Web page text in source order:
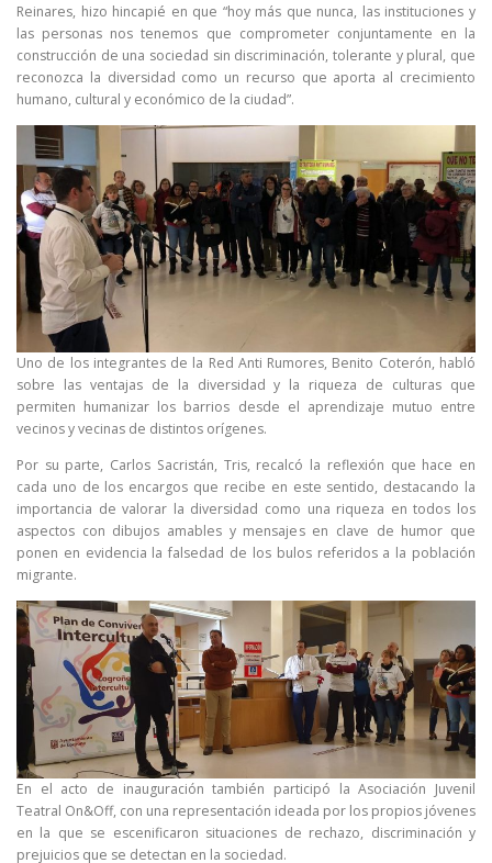
Reinares, hizo hincapié en que “hoy más que nunca, las instituciones y
las personas nos tenemos que comprometer conjuntamente en la
construcción de una sociedad sin discriminación, tolerante y plural, que
reconozca la diversidad como un recurso que aporta al crecimiento
humano, cultural y económico de la ciudad”.
Uno de los integrantes de la Red Anti Rumores, Benito Coterón, habló
sobre las ventajas de la diversidad y la riqueza de culturas que
permiten humanizar los barrios desde el aprendizaje mutuo entre
vecinos y vecinas de distintos orígenes.
Por su parte, Carlos Sacristán, Tris, recalcó la reflexión que hace en
cada uno de los encargos que recibe en este sentido, destacando la
importancia de valorar la diversidad como una riqueza en todos los
aspectos con dibujos amables y mensajes en clave de humor que
ponen en evidencia la falsedad de los bulos referidos a la población
migrante.
En el acto de inauguración también participó la Asociación Juvenil
Teatral On&Off, con una representación ideada por los propios jóvenes
en la que se escenificaron situaciones de rechazo, discriminación y
prejuicios que se detectan en la sociedad.